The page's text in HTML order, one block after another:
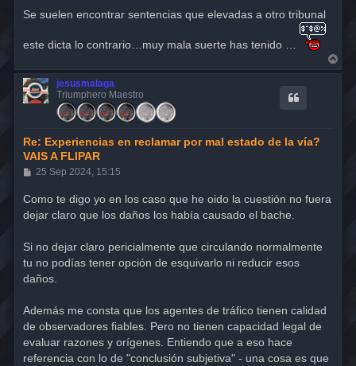
s
j
Se suelen encontrar sentencias que elevadas a otro tribunal
este dicta lo contrario…muy mala suerte has tenido …
r
jesusmalaga
Triumphero Maestro
Re: Experiencias en reclamar por mal estado de la vía?
VAIS A FLIPAR
M
s
a
25 Sep 2024, 15:15
Como te digo yo en los caso que he oido la cuestión no fuera
dejar claro que los daños los había causado el bache.
Si no dejar claro pericialmente que circulando normalmente
tu no podías tener opción de esquivarlo ni reducir esos
daños.
Además me consta que los agentes de tráfico tienen calidad
de observadores fiables. Pero no tienen capacidad legal de
evaluar razones y orígenes. Entiendo que a eso hace
referencia con lo de "conclusión subjetiva" - una cosa es que